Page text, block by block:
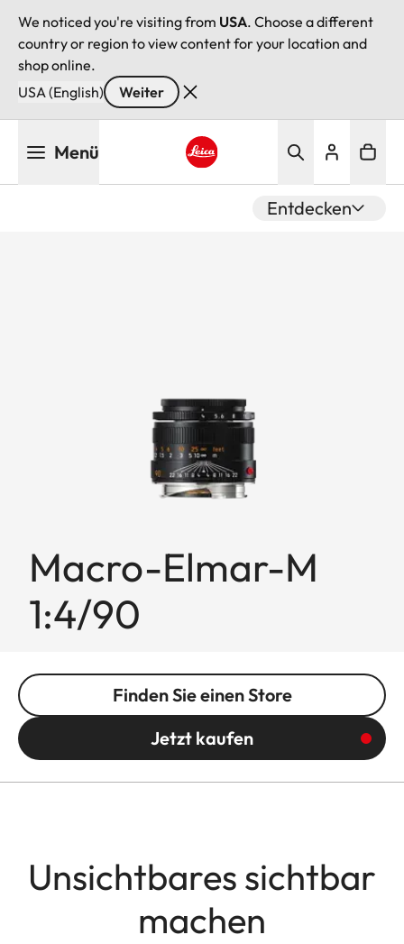
We noticed you're visiting from USA. Choose a different
country or region to view content for your location and
shop online.
USA (English)
Weiter
Menü
Entdecken
Macro-Elmar-M
1:4/90
Finden Sie einen Store
Jetzt kaufen
Unsichtbares sichtbar
machen